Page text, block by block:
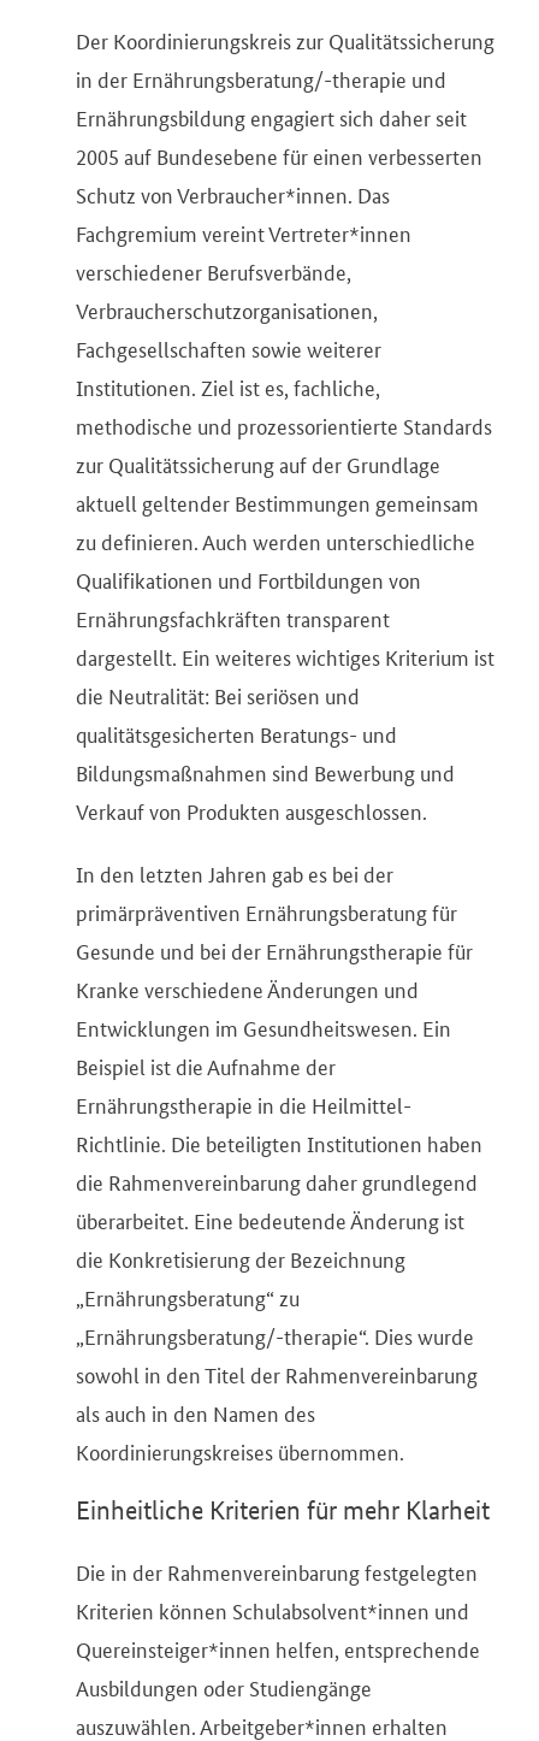
Der Koordinierungskreis zur Qualitätssicherung
in der Ernährungsberatung/-therapie und
Ernährungsbildung engagiert sich daher seit
2005 auf Bundesebene für einen verbesserten
Schutz von Verbraucher*innen. Das
Fachgremium vereint Vertreter*innen
verschiedener Berufsverbände,
Verbraucherschutzorganisationen,
Fachgesellschaften sowie weiterer
Institutionen. Ziel ist es, fachliche,
methodische und prozessorientierte Standards
zur Qualitätssicherung auf der Grundlage
aktuell geltender Bestimmungen gemeinsam
zu definieren. Auch werden unterschiedliche
Qualifikationen und Fortbildungen von
Ernährungsfachkräften transparent
dargestellt. Ein weiteres wichtiges Kriterium ist
die Neutralität: Bei seriösen und
qualitätsgesicherten Beratungs- und
Bildungsmaßnahmen sind Bewerbung und
Verkauf von Produkten ausgeschlossen.
In den letzten Jahren gab es bei der
primärpräventiven Ernährungsberatung für
Gesunde und bei der Ernährungstherapie für
Kranke verschiedene Änderungen und
Entwicklungen im Gesundheitswesen. Ein
Beispiel ist die Aufnahme der
Ernährungstherapie in die Heilmittel-
Richtlinie. Die beteiligten Institutionen haben
die Rahmenvereinbarung daher grundlegend
überarbeitet. Eine bedeutende Änderung ist
die Konkretisierung der Bezeichnung
„Ernährungsberatung“ zu
„Ernährungsberatung/-therapie“. Dies wurde
sowohl in den Titel der Rahmenvereinbarung
als auch in den Namen des
Koordinierungskreises übernommen.
Einheitliche Kriterien für mehr Klarheit
Die in der Rahmenvereinbarung festgelegten
Kriterien können Schulabsolvent*innen und
Quereinsteiger*innen helfen, entsprechende
Ausbildungen oder Studiengänge
auszuwählen. Arbeitgeber*innen erhalten